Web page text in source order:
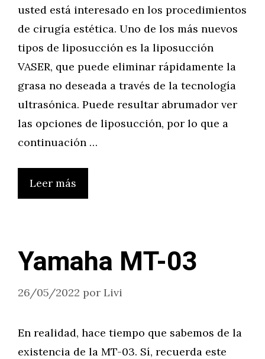
usted está interesado en los procedimientos
de cirugía estética. Uno de los más nuevos
tipos de liposucción es la liposucción
VASER, que puede eliminar rápidamente la
grasa no deseada a través de la tecnología
ultrasónica. Puede resultar abrumador ver
las opciones de liposucción, por lo que a
continuación …
Leer más
Yamaha MT-03
26/05/2022 por Livi
En realidad, hace tiempo que sabemos de la
existencia de la MT-03. Sí, recuerda este